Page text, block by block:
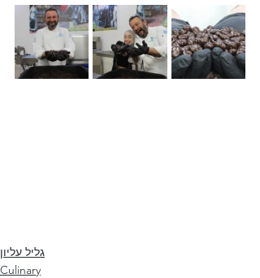
גליל עליון
Culinary